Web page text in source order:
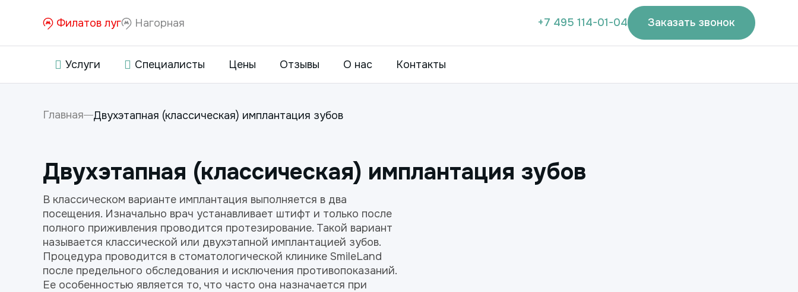
Филатов луг Нагорная +7 495 114-01-04 Заказать звонок
Услуги Специалисты Цены Отзывы О нас Контакты
Главная Двухэтапная (классическая) имплантация зубов
Двухэтапная (классическая) имплантация зубов
В классическом варианте имплантация выполняется в два
посещения. Изначально врач устанавливает штифт и только после
полного приживления проводится протезирование. Такой вариант
называется классической или двухэтапной имплантацией зубов.
Процедура проводится в стоматологической клинике SmileLand
после предельного обследования и исключения противопоказаний.
Ее особенностью является то, что часто она назначается при